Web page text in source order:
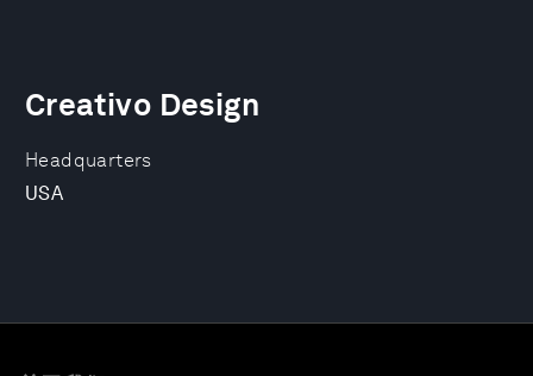
Headquarters
USA
Creativo Design